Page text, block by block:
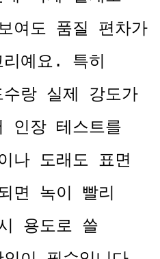
여도 품질 편차가
예요. 특히
랑 실제 강도가
인장 테스트를
나 도래도 표면
면 녹이 빨리
용도로 쓸